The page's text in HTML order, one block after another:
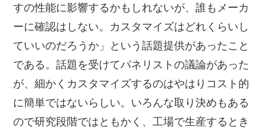
すの性能に影響するかもしれないが、誰もメーカ
ーに確認はしない。カスタマイズはどれくらいし
ていいのだろうか」という話題提供があったこと
である。話題を受けてパネリストの議論があった
が、細かくカスタマイズするのはやはりコスト的
に簡単ではないらしい。いろんな取り決めもある
ので研究段階ではともかく、工場で生産するとき